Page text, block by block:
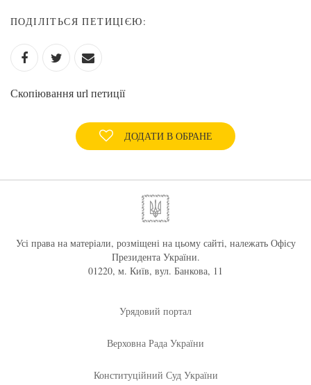
ПОДІЛІТЬСЯ ПЕТИЦІЄЮ:
Скопіювання url петиції
ДОДАТИ В ОБРАНЕ
Усі права на матеріали, розміщені на цьому сайті, належать Офісу
Президента України.
01220, м. Київ, вул. Банкова, 11
Урядовий портал
Верховна Рада України
Конституційний Суд України